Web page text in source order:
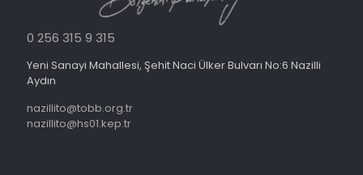
0 256 315 9 315
Yeni Sanayi Mahallesi, Şehit Naci Ülker Bulvarı No:6 Nazilli
Aydın
nazillito@tobb.org.tr
nazillito@hs01.kep.tr